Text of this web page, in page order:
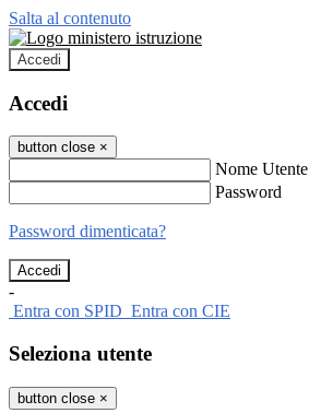
Salta al contenuto
Accedi
Accedi
button close ×
Nome Utente
Password
Password dimenticata?
-
Entra con SPID Entra con CIE
Seleziona utente
button close ×